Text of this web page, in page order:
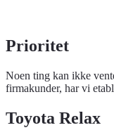
Prioritet
Noen ting kan ikke
firmakunder, har vi
Toyota Relax